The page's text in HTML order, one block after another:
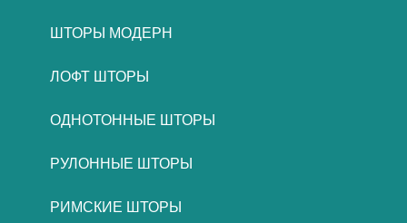
ШТОРЫ МОДЕРН
ЛОФТ ШТОРЫ
ОДНОТОННЫЕ ШТОРЫ
РУЛОННЫЕ ШТОРЫ
РИМСКИЕ ШТОРЫ